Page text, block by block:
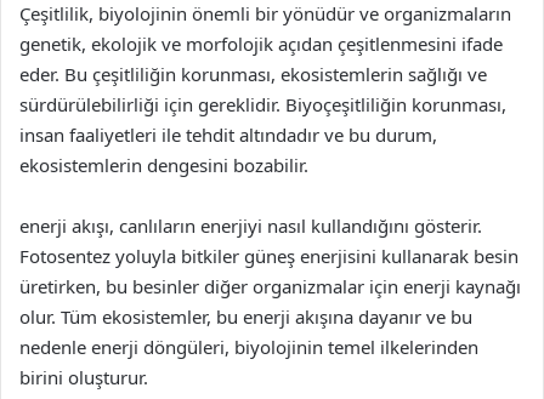
Çeşitlilik, biyolojinin önemli bir yönüdür ve organizmaların
genetik, ekolojik ve morfolojik açıdan çeşitlenmesini ifade
eder. Bu çeşitliliğin korunması, ekosistemlerin sağlığı ve
sürdürülebilirliği için gereklidir. Biyoçeşitliliğin korunması,
insan faaliyetleri ile tehdit altındadır ve bu durum,
ekosistemlerin dengesini bozabilir.
enerji akışı, canlıların enerjiyi nasıl kullandığını gösterir.
Fotosentez yoluyla bitkiler güneş enerjisini kullanarak besin
üretirken, bu besinler diğer organizmalar için enerji kaynağı
olur. Tüm ekosistemler, bu enerji akışına dayanır ve bu
nedenle enerji döngüleri, biyolojinin temel ilkelerinden
birini oluşturur.